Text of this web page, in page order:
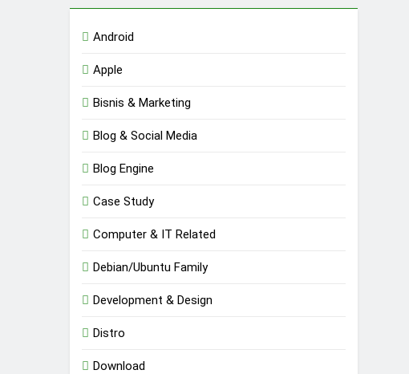
Android
Apple
Bisnis & Marketing
Blog & Social Media
Blog Engine
Case Study
Computer & IT Related
Debian/Ubuntu Family
Development & Design
Distro
Download